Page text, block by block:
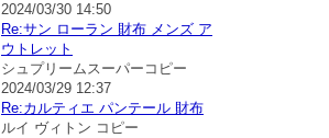
2024/03/30 14:50
Re:サン ローラン 財布 メンズ ア
ウトレット
シュプリームスーパーコピー
2024/03/29 12:37
Re:カルティエ パンテール 財布
ルイ ヴィトン コピー